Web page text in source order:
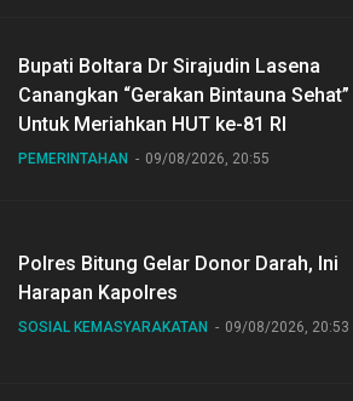
Bupati Boltara Dr Sirajudin Lasena
Canangkan “Gerakan Bintauna Sehat”
Untuk Meriahkan HUT ke-81 RI
PEMERINTAHAN 09/08/2026, 20:55
Polres Bitung Gelar Donor Darah, Ini
Harapan Kapolres
SOSIAL KEMASYARAKATAN 09/08/2026, 20:53